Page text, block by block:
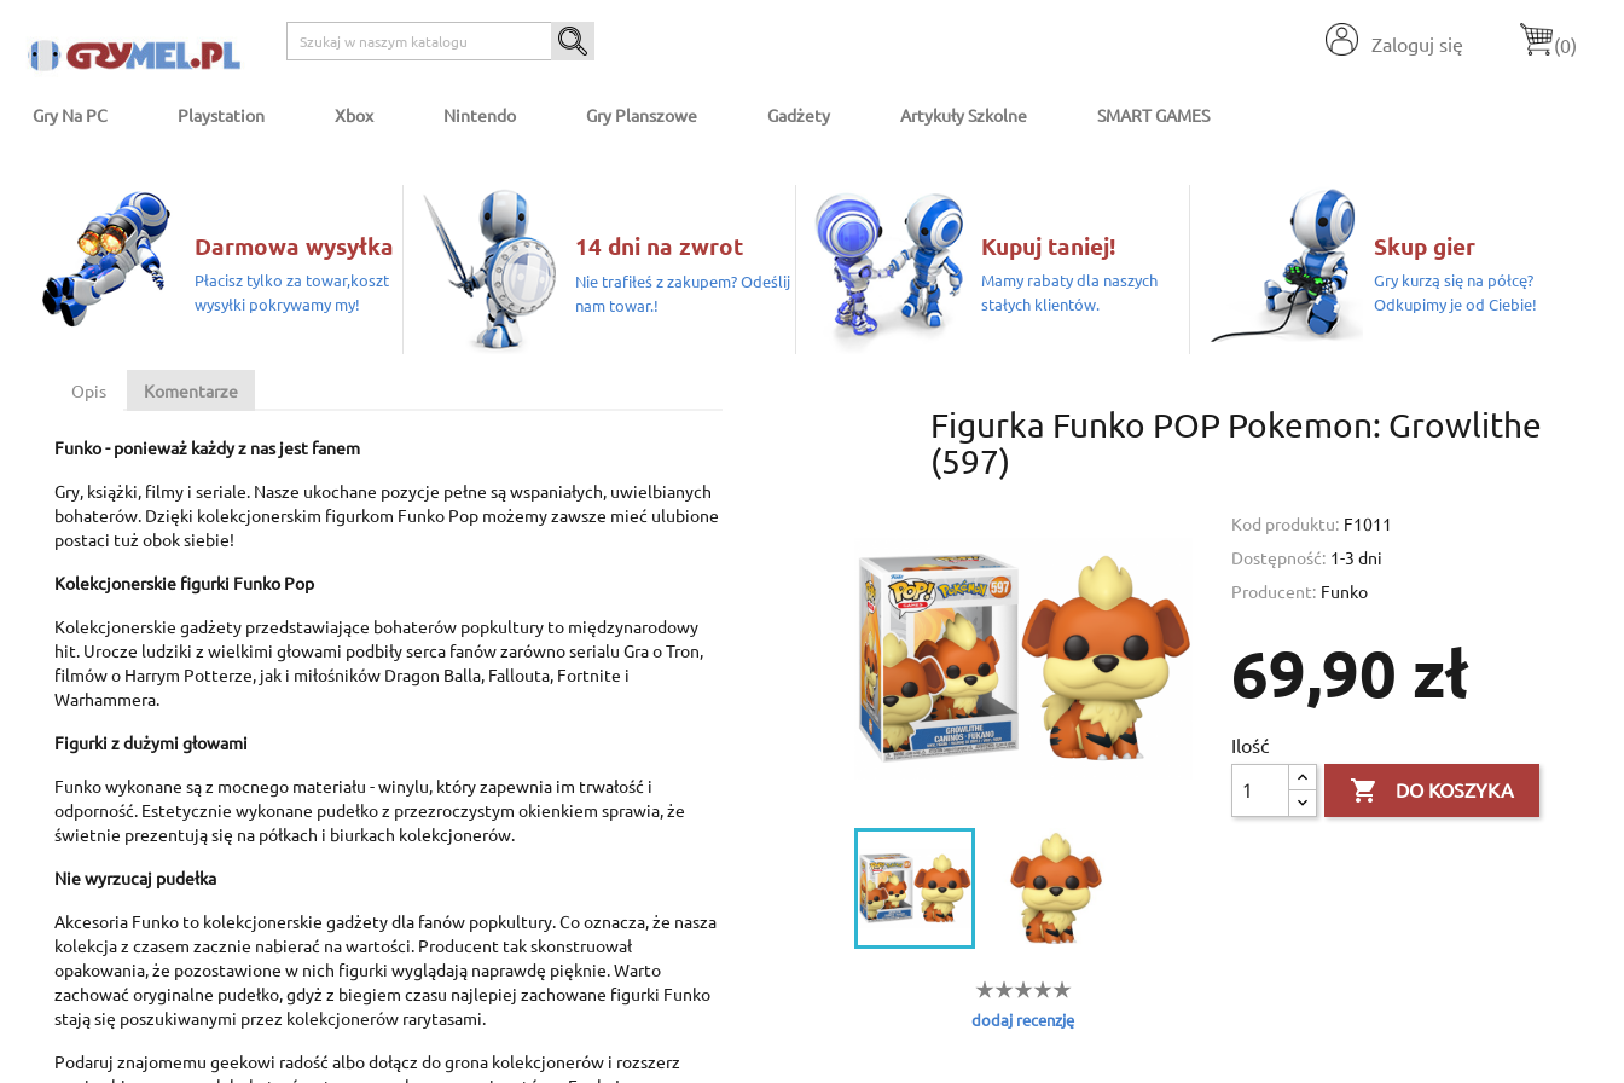
Add to wishlist ×
add_circle_outline Create new list
Wishlist name
Create wishlist
×
You need to be logged in to save products in your wishlist.
Sign in
Zaloguj się (0)
Gry Na PC Playstation Xbox Nintendo Gry Planszowe Gadżety Artykuły Szkolne SMART GAMES
Darmowa wysyłka
Płacisz tylko za towar,koszt
wysyłki pokrywamy my!
14 dni na zwrot
Nie trafiłeś z zakupem? Odeślij
nam towar.!
Kupuj taniej!
Mamy rabaty dla naszych
stałych klientów.
Skup gier
Gry kurzą się na półcę?
Odkupimy je od Ciebie!
Opis Komentarze
Funko - ponieważ każdy z nas jest fanem
Gry, książki, filmy i seriale. Nasze ukochane pozycje pełne są wspaniałych, uwielbianych
bohaterów. Dzięki kolekcjonerskim figurkom Funko Pop możemy zawsze mieć ulubione
postaci tuż obok siebie!
Kolekcjonerskie figurki Funko Pop
Kolekcjonerskie gadżety przedstawiające bohaterów popkultury to międzynarodowy
hit. Urocze ludziki z wielkimi głowami podbiły serca fanów zarówno serialu Gra o Tron,
filmów o Harrym Potterze, jak i miłośników Dragon Balla, Fallouta, Fortnite i
Warhammera.
Figurki z dużymi głowami
Funko wykonane są z mocnego materiału - winylu, który zapewnia im trwałość i
odporność. Estetycznie wykonane pudełko z przezroczystym okienkiem sprawia, że
świetnie prezentują się na półkach i biurkach kolekcjonerów.
Nie wyrzucaj pudełka
Akcesoria Funko to kolekcjonerskie gadżety dla fanów popkultury. Co oznacza, że nasza
kolekcja z czasem zacznie nabierać na wartości. Producent tak skonstruował
opakowania, że pozostawione w nich figurki wyglądają naprawdę pięknie. Warto
zachować oryginalne pudełko, gdyż z biegiem czasu najlepiej zachowane figurki Funko
stają się poszukiwanymi przez kolekcjonerów rarytasami.
Podaruj znajomemu geekowi radość albo dołącz do grona kolekcjonerów i rozszerz
Figurka Funko POP Pokemon: Growlithe
(597)
dodaj recenzję
Kod produktu: F1011
Dostępność: 1-3 dni
Producent: Funko
69,90 zł
Ilość
 DO KOSZYKA